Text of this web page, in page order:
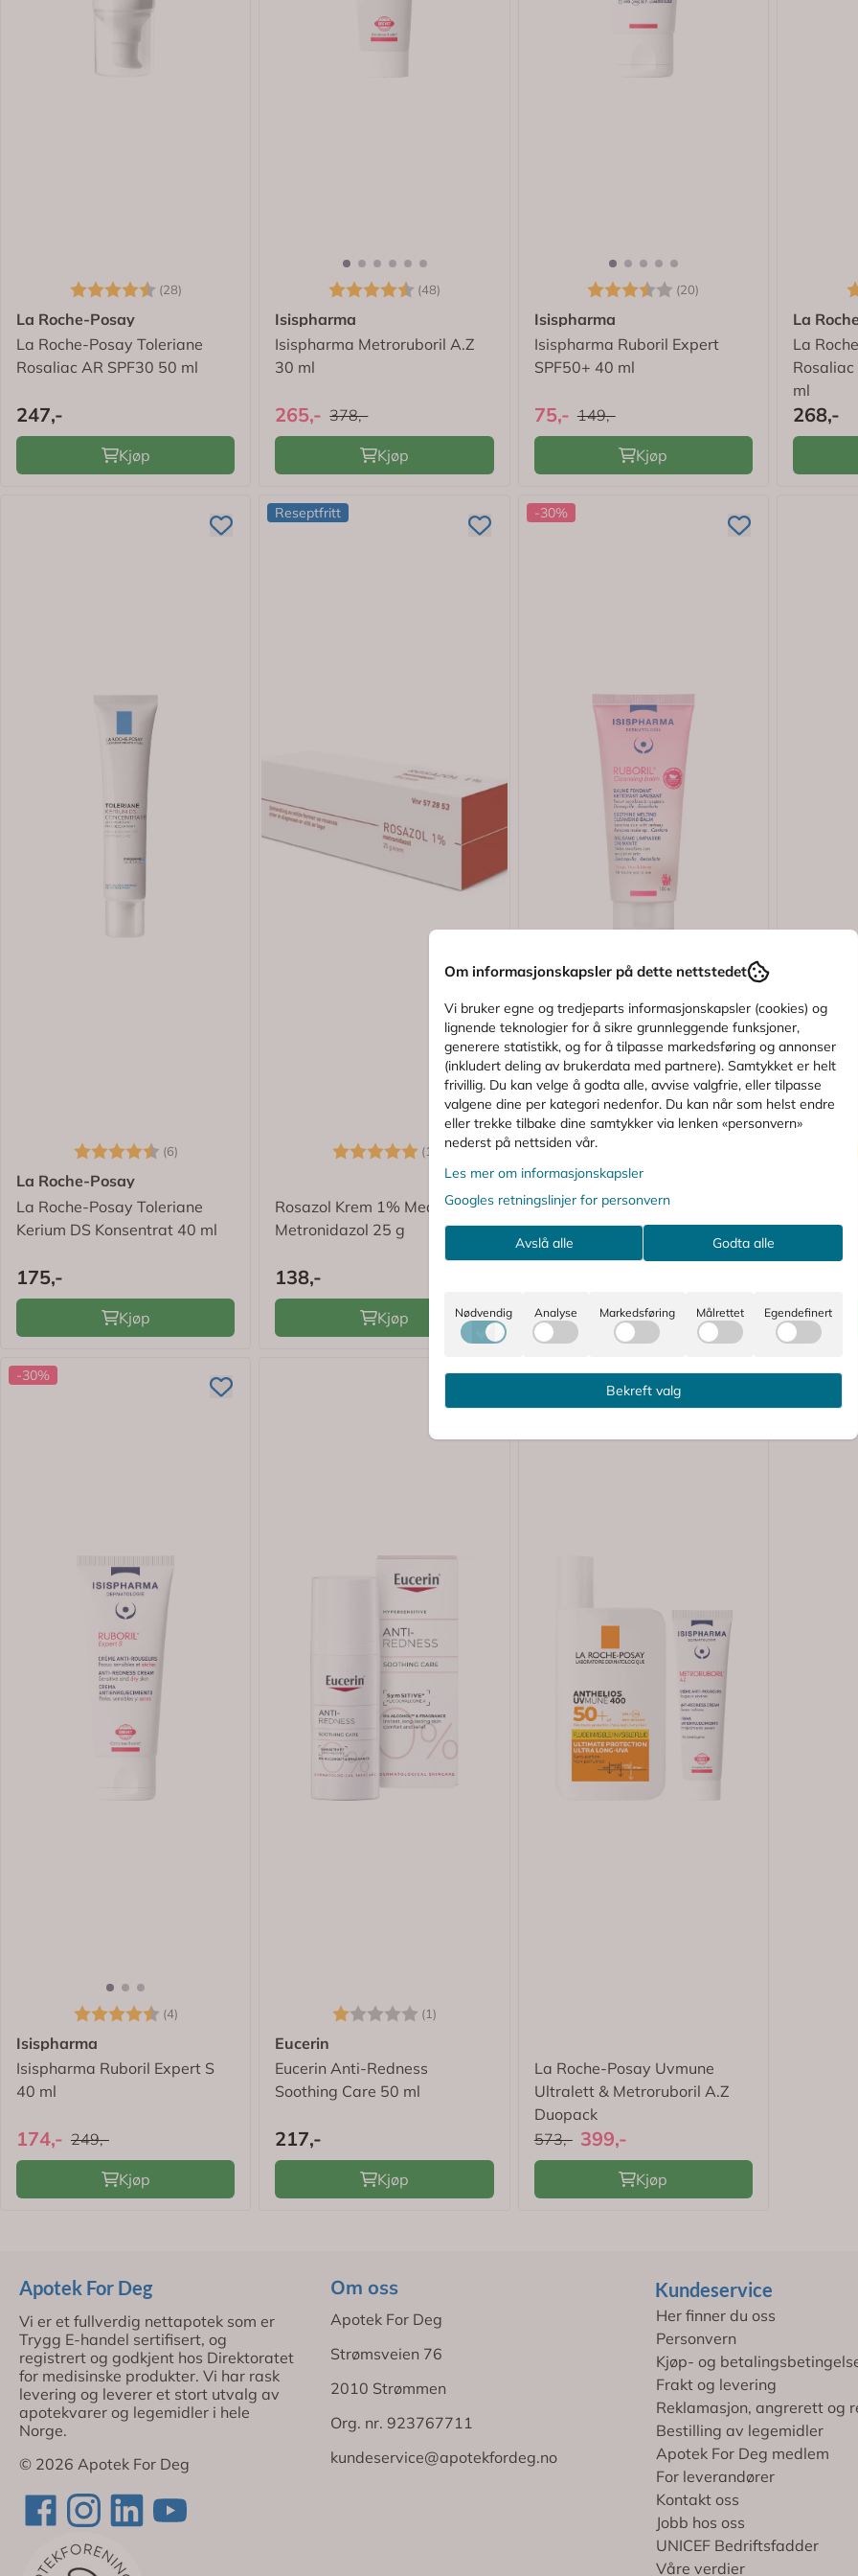
Karakter: (28)
La Roche-Posay
La Roche-Posay Toleriane
Rosaliac AR SPF30 50 ml
247,-
Kjøp
Karakter: (48)
Isispharma
Isispharma Metroruboril A.Z
30 ml
265,- 378,-
Kjøp
Karakter: (20)
Isispharma
Isispharma Ruboril Expert
SPF50+ 40 ml
75,- 149,-
Kjøp
La
La
ml
268,-
Karakter: (6)
La Roche-Posay
La Roche-Posay Toleriane
Kerium DS Konsentrat 40 ml
175,-
Kjøp
Reseptfritt
Karakter: (1) 5.0 av 5 mulige
Rosazol Krem 1% Med
Metronidazol 25 g
138,-
Kjøp
-30%
Karakter:
Isispharma
Isispharma Ruboril Cleansing
Balm 100 ml
Kjøp
Ducray
ml
-30%
Karakter: (4)
Isispharma
Isispharma Ruboril Expert S
40 ml
174,- 249,-
Kjøp
Karakter: (1)
Eucerin
Eucerin Anti-Redness
Soothing Care 50 ml
217,-
Kjøp
-30%
La Roche-Posay Uvmune
Ultralett & Metroruboril A.Z
Duopack
573,- 399,-
Kjøp
Apotek For Deg
Vi er et fullverdig nettapotek som er
Trygg E-handel sertifisert, og
registrert og godkjent hos Direktoratet
for medisinske produkter. Vi har rask
levering og leverer et stort utvalg av
apotekvarer og legemidler i hele
Norge.
© 2026 Apotek For Deg
Om oss
Apotek For Deg
Strømsveien 76
2010 Strømmen
Org. nr. 923767711
kundeservice@apotekfordeg.no
Kundeservice
Her finner du oss
Personvern
Kjøp- og
Frakt og levering
Reklamasjon, angrerett og
Bestilling av legemidler
Apotek For Deg medlem
For leverandører
Kontakt oss
Jobb hos oss
UNICEF Bedriftsfadder
Våre verdier
Om informasjonskapsler på dette nettstedet
Vi bruker egne og tredjeparts informasjonskapsler (cookies) og
lignende teknologier for å sikre grunnleggende funksjoner,
generere statistikk, og for å tilpasse markedsføring og annonser
(inkludert deling av brukerdata med partnere). Samtykket er helt
frivillig. Du kan velge å godta alle, avvise valgfrie, eller tilpasse
valgene dine per kategori nedenfor. Du kan når som helst endre
eller trekke tilbake dine samtykker via lenken «personvern»
nederst på nettsiden vår.
Les mer om informasjonskapsler
Googles retningslinjer for personvern
Avslå alle Godta alle
Nødvendig Analyse Markedsføring Målrettet Egendefinert
Bekreft valg